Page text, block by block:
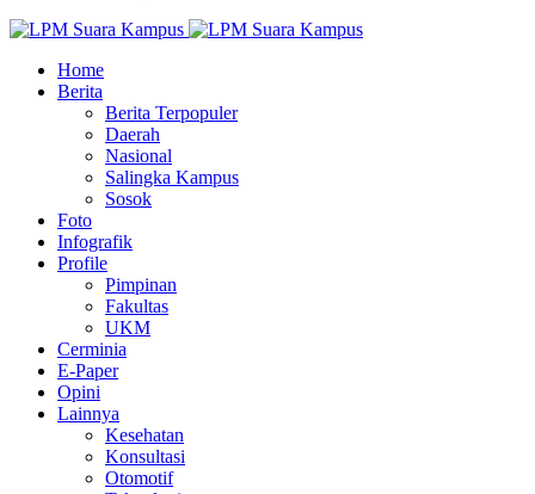
Home
Berita
Berita Terpopuler
Daerah
Nasional
Salingka Kampus
Sosok
Foto
Infografik
Profile
Pimpinan
Fakultas
UKM
Cerminia
E-Paper
Opini
Lainnya
Kesehatan
Konsultasi
Otomotif